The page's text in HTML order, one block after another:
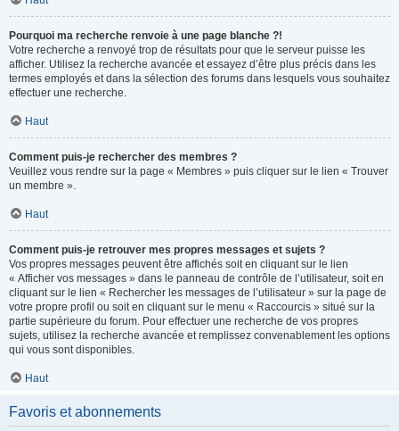
Pourquoi ma recherche renvoie à une page blanche ?!
Votre recherche a renvoyé trop de résultats pour que le serveur puisse les
afficher. Utilisez la recherche avancée et essayez d’être plus précis dans les
termes employés et dans la sélection des forums dans lesquels vous souhaitez
effectuer une recherche.
Haut
Comment puis-je rechercher des membres ?
Veuillez vous rendre sur la page « Membres » puis cliquer sur le lien « Trouver
un membre ».
Haut
Comment puis-je retrouver mes propres messages et sujets ?
Vos propres messages peuvent être affichés soit en cliquant sur le lien
« Afficher vos messages » dans le panneau de contrôle de l’utilisateur, soit en
cliquant sur le lien « Rechercher les messages de l’utilisateur » sur la page de
votre propre profil ou soit en cliquant sur le menu « Raccourcis » situé sur la
partie supérieure du forum. Pour effectuer une recherche de vos propres
sujets, utilisez la recherche avancée et remplissez convenablement les options
qui vous sont disponibles.
Haut
Favoris et abonnements